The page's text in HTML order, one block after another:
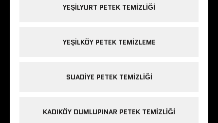
YEŞILYURT PETEK TEMIZLIĞI
YEŞILKÖY PETEK TEMIZLEME
SUADIYE PETEK TEMIZLIĞI
KADIKÖY DUMLUPINAR PETEK TEMIZLIĞI